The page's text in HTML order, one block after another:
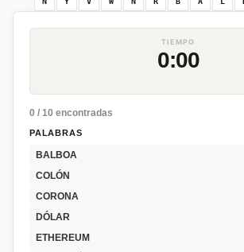
TIEMPO
0:00
0 / 10 encontradas
PALABRAS
BALBOA
COLÓN
CORONA
DÓLAR
ETHEREUM